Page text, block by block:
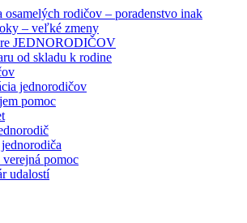
osamelých rodičov – poradenstvo inak
– veľké zmeny
JEDNORODIČOV
od skladu k rodine
jednorodičov
pomoc
verejná pomoc
udalostí